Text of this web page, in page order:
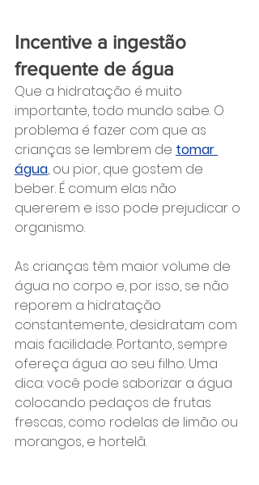
Incentive a ingestão
frequente de água
Que a hidratação é muito
importante, todo mundo sabe. O
problema é fazer com que as
crianças se lembrem de tomar
água, ou pior, que gostem de
beber. É comum elas não
quererem e isso pode prejudicar o
organismo.
As crianças têm maior volume de
água no corpo e, por isso, se não
reporem a hidratação
constantemente, desidratam com
mais facilidade. Portanto, sempre
ofereça água ao seu filho. Uma
dica: você pode saborizar a água
colocando pedaços de frutas
frescas, como rodelas de limão ou
morangos, e hortelã.